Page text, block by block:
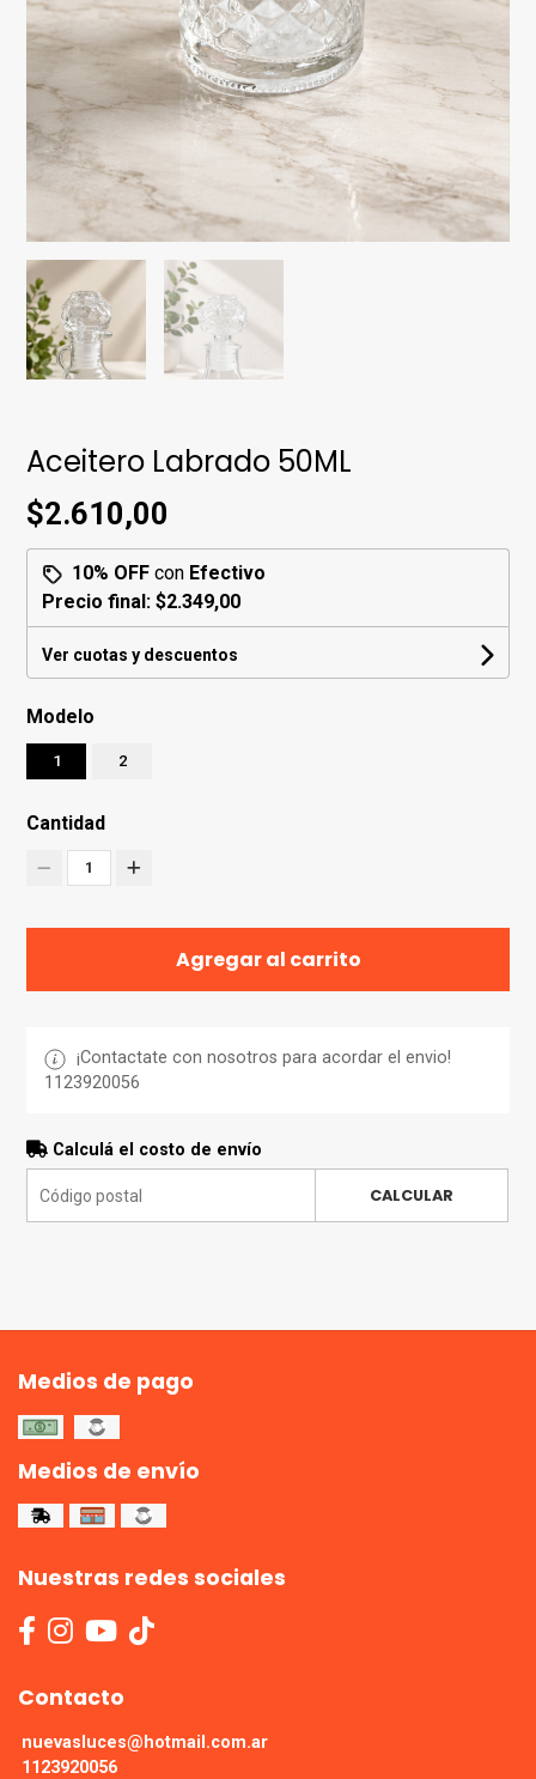
Aceitero Labrado 50ML
$2.610,00
10% OFF con Efectivo
Precio final:$2.349,00
Ver cuotas y descuentos
Modelo
1 2
Cantidad
1
Agregar al carrito
¡Contactate con nosotros para acordar el envio!
1123920056
Calculá el costo de envío
CALCULAR
Medios de pago
Medios de envío
Nuestras redes sociales
Contacto
nuevasluces@hotmail.com.ar
1123920056